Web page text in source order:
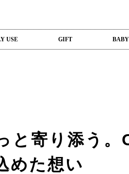
USE GIFT BABY
と寄り添う
めた想い